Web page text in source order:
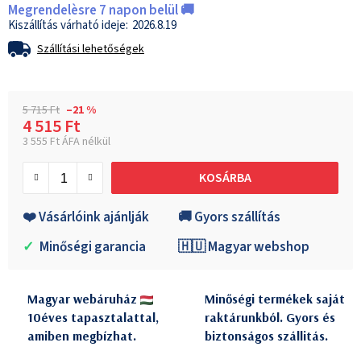
Megrendelèsre 7 napon belül 🚚
2026.8.19
Szállítási lehetőségek
5 715 Ft –21 %
4 515 Ft
3 555 Ft ÁFA nélkül
KOSÁRBA
❤️ Vásárlóink ajánlják
🚚 Gyors szállítás
✓ Minőségi garancia 🇭🇺 Magyar webshop
Magyar webáruház
10éves tapasztalattal,
amiben megbízhat.
Minőségi termékek saját
raktárunkból. Gyors és
biztonságos szállitás.